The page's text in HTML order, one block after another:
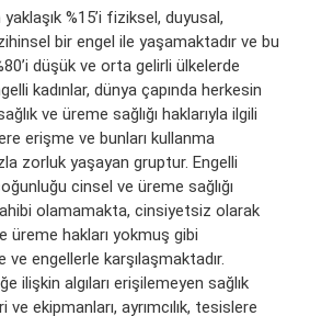
%15’i fiziksel, duyusal,
bir engel ile yaşamaktadır ve bu
düşük ve orta gelirli ülkelerde
kadınlar, dünya çapında herkesin
ve üreme sağlığı haklarıyla ilgili
erişme ve bunları kullanma
zorluk yaşayan gruptur. Engelli
cinsel ve üreme sağlığı
olamamakta, cinsiyetsiz olarak
üreme hakları yokmuş gibi
engellerle karşılaşmaktadır.
ilişkin algıları erişilemeyen sağlık
ekipmanları, ayrımcılık, tesislere